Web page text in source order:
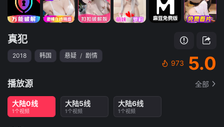
真犯
2018 韩国 悬疑 / 剧情
973 5.0
播放源 全部
大陆0线
1个视频
大陆5线
1个视频
大陆6线
1个视频